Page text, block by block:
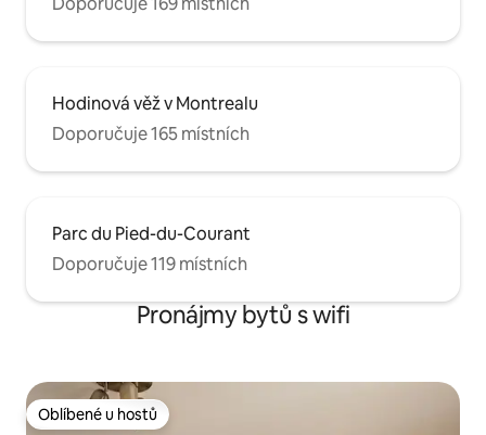
Hodinová věž v Montrealu
Doporučuje 165 místních
Parc du Pied-du-Courant
Doporučuje 119 místních
Pronájmy bytů s wifi
Oblíbené u hostů
Oblíbené u hostů